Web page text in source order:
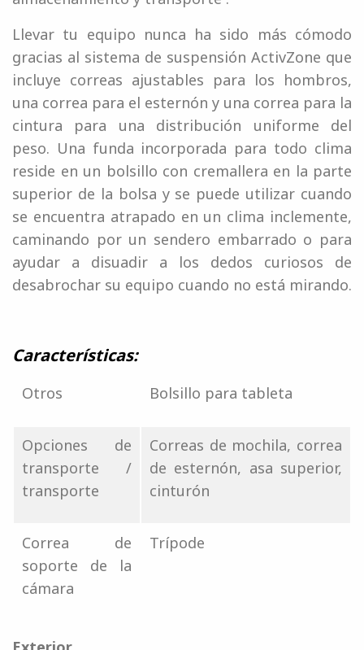
Llevar tu equipo nunca ha sido más cómodo
gracias al sistema de suspensión ActivZone que
incluye correas ajustables para los hombros,
una correa para el esternón y una correa para la
cintura para una distribución uniforme del
peso. Una funda incorporada para todo clima
reside en un bolsillo con cremallera en la parte
superior de la bolsa y se puede utilizar cuando
se encuentra atrapado en un clima inclemente,
caminando por un sendero embarrado o para
ayudar a disuadir a los dedos curiosos de
desabrochar su equipo cuando no está mirando.
Características:
Otros Bolsillo para tableta
Opciones de
transporte /
transporte
Correas de mochila, correa
de esternón, asa superior,
cinturón
Correa de
soporte de la
cámara
Trípode